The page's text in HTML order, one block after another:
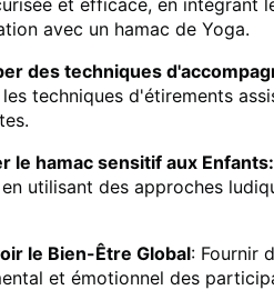
et efficace, en intégrant
avec un hamac de Yoga.
des techniques
techniques d'étirements
le hamac sensitif aux Enfants:
utilisant des approches
le Bien-Être Global: Fournir
et émotionnel des